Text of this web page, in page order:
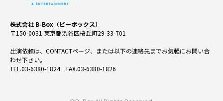
株式会社 B-Box（ビーボックス）
〒150-0031 東京都渋谷区桜丘町29-33-701
出演依頼は、CONTACTページ、または以下の連絡先までお気軽にお問い合
わせ下さい。
TEL.03-6380-1824 FAX.03-6380-1826